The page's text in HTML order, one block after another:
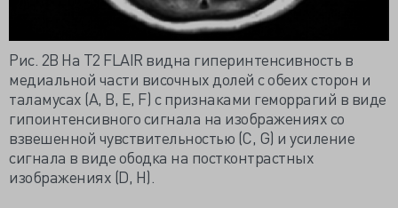
Рис. 2B На Т2 FLAIR видна гиперинтенсивность в
медиальной части височных долей с обеих сторон и
таламусах (A, B, E, F) с признаками геморрагий в виде
гипоинтенсивного сигнала на изображениях со
взвешенной чувствительностью (С, G) и усиление
сигнала в виде ободка на постконтрастных
изображениях (D, H).